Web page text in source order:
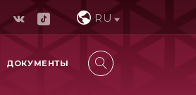
RU
ДОКУМЕНТЫ